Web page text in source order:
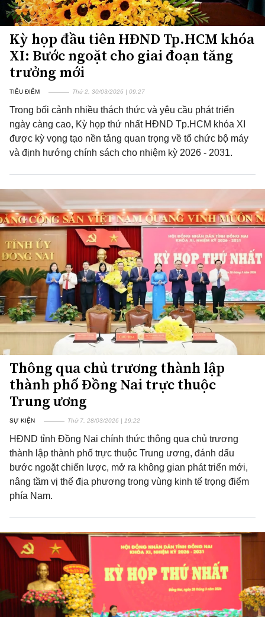
Kỳ họp đầu tiên HĐND Tp.HCM khóa
XI: Bước ngoặt cho giai đoạn tăng
trưởng mới
TIÊU ĐIỂM Thứ 2, 30/03/2026 | 09:27
Trong bối cảnh nhiều thách thức và yêu cầu phát triển
ngày càng cao, Kỳ họp thứ nhất HĐND Tp.HCM khóa XI
được kỳ vọng tạo nền tảng quan trọng về tổ chức bộ máy
và định hướng chính sách cho nhiệm kỳ 2026 - 2031.
Thông qua chủ trương thành lập
thành phố Đồng Nai trực thuộc
Trung ương
SỰ KIỆN Thứ 7, 28/03/2026 | 19:22
HĐND tỉnh Đồng Nai chính thức thông qua chủ trương
thành lập thành phố trực thuộc Trung ương, đánh dấu
bước ngoặt chiến lược, mở ra không gian phát triển mới,
nâng tầm vị thế địa phương trong vùng kinh tế trọng điểm
phía Nam.